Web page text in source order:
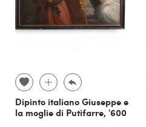
Dipinto italiano Giuseppe e
la moglie di Putifarre, '600